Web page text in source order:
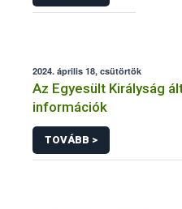
2024. április 18, csütörtök
Az Egyesült Királyság
információk
TOVÁBB >